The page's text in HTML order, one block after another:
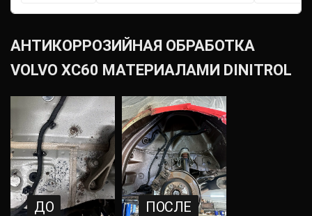
АНТИКОРРОЗИЙНАЯ ОБРАБОТКА
VOLVO XC60 МАТЕРИАЛАМИ DINITROL
ДО ПОСЛЕ